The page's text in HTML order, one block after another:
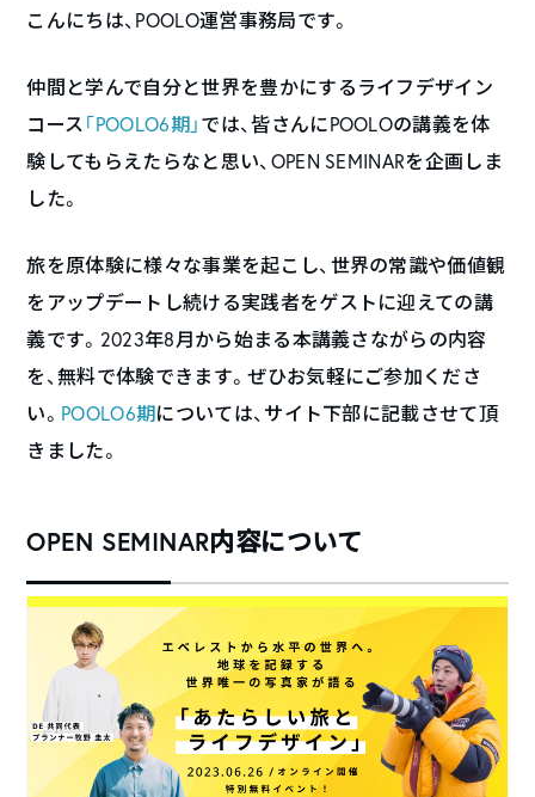
こんにちは、POOLO運営事務局です。
仲間と学んで自分と世界を豊かにするライフデザイン
コース 「POOLO6期」 では、皆さんにPOOLOの講義を体
験してもらえたらなと思い、OPEN SEMINARを企画しま
した。
旅を原体験に様々な事業を起こし、世界の常識や価値観
をアップデートし続ける実践者をゲストに迎えての講
義です。2023年8月から始まる本講義さながらの内容
を、無料で体験できます。ぜひお気軽にご参加くださ
い。 POOLO6期については、サイト下部に記載させて頂
きました。
OPEN SEMINAR内容について